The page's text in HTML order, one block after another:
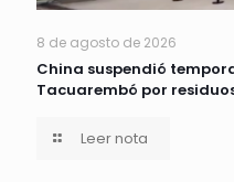
8 de agosto de 2026
China suspendió
Tacuarembó por
Leer nota